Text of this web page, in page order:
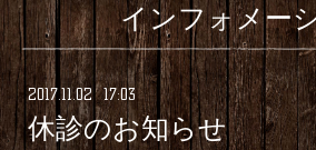
インフォメー
2017.11.02 17:03
休診のお知らせ